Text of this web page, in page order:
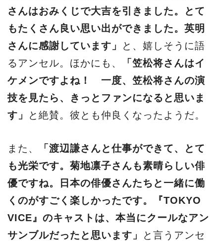
さんはおみくじで大吉を引きました。とて
もたくさん良い思い出ができました。英明
さんに感謝しています」
と、嬉しそうに語
るアンセル。ほかにも、
「笠松将さんはイ
ケメンですよね！ 一度、笠松将さんの演
技を見たら、きっとファンになると思いま
す」
と絶賛。彼とも仲良くなったようだ。
また、
「渡辺謙さんと仕事ができて、とて
も光栄です。菊地凛子さんも素晴らしい俳
優ですね。日本の俳優さんたちと一緒に働
くのがすごく楽しかったです。『TOKYO
VICE』のキャストは、本当にクールなアン
サンブルだったと思います」
と言うアンセ